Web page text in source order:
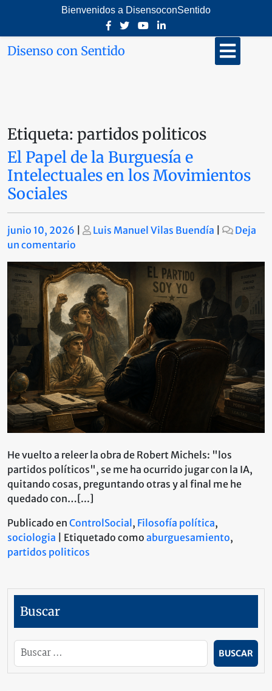
contenido
Bienvenidos a DisensoconSentido
Disenso con Sentido
Botón
abrir
Etiqueta: partidos politicos
El Papel de la Burguesía e
Intelectuales en los Movimientos
Sociales
Publicado
junio 10, 2026 Publicado
Luis Manuel Vilas Buendía
Deja
un comentario
El
Papel
de
la
Burguesía
e
Intelectuales
en
los
Movimientos
Sociales
He vuelto a releer la obra de Robert Michels: "los
partidos políticos", se me ha ocurrido jugar con la IA,
quitando cosas, preguntando otras y al final me he
quedado con…[...]
Publicado en ControlSocial , Filosofía política,
sociologia
Etiquetado como aburguesamiento,
partidos politicos
Buscar